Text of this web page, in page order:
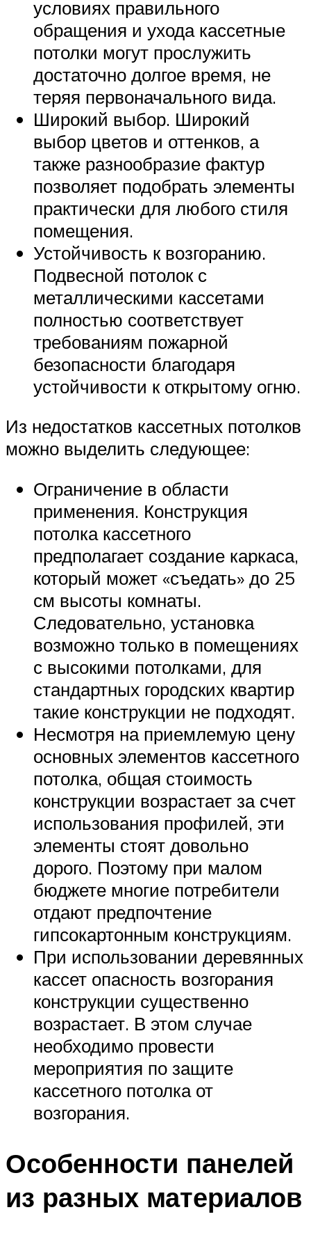
условиях правильного
обращения и ухода кассетные
потолки могут прослужить
достаточно долгое время, не
теряя первоначального вида.
Широкий выбор. Широкий
выбор цветов и оттенков, а
также разнообразие фактур
позволяет подобрать элементы
практически для любого стиля
помещения.
Устойчивость к возгоранию.
Подвесной потолок с
металлическими кассетами
полностью соответствует
требованиям пожарной
безопасности благодаря
устойчивости к открытому огню.
Из недостатков кассетных потолков
можно выделить следующее:
Ограничение в области
применения. Конструкция
потолка кассетного
предполагает создание каркаса,
который может «съедать» до 25
см высоты комнаты.
Следовательно, установка
возможно только в помещениях
с высокими потолками, для
стандартных городских квартир
такие конструкции не подходят.
Несмотря на приемлемую цену
основных элементов кассетного
потолка, общая стоимость
конструкции возрастает за счет
использования профилей, эти
элементы стоят довольно
дорого. Поэтому при малом
бюджете многие потребители
отдают предпочтение
гипсокартонным конструкциям.
При использовании деревянных
кассет опасность возгорания
конструкции существенно
возрастает. В этом случае
необходимо провести
мероприятия по защите
кассетного потолка от
возгорания.
Особенности панелей
из разных материалов